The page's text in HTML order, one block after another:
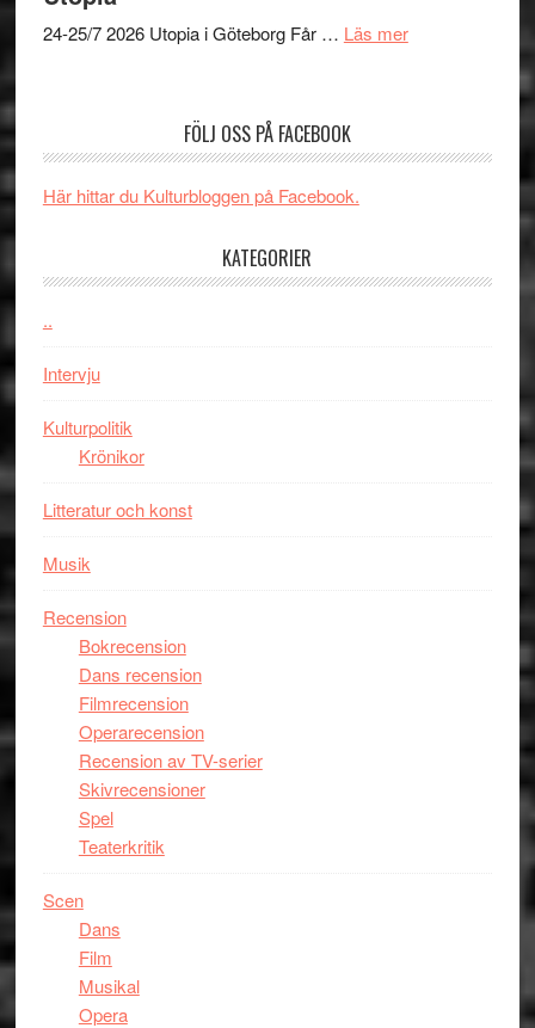
någonsin
24-25/7 2026 Utopia i Göteborg Får … Läs merom
firas
FÖLJ OSS PÅ FACEBOOK
Här hittar du Kulturbloggen på Facebook.
KATEGORIER
..
Intervju
Kulturpolitik
Krönikor
Litteratur och konst
Musik
Recension
Bokrecension
Dans recension
Filmrecension
Operarecension
Recension av TV-serier
Skivrecensioner
Spel
Teaterkritik
Scen
Dans
Film
Musikal
Opera